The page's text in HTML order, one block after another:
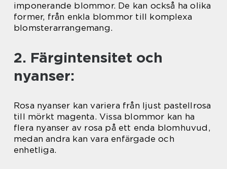
imponerande blommor. De kan också ha olika
former, från enkla blommor till komplexa
blomsterarrangemang.
2. Färgintensitet och
nyanser:
Rosa nyanser kan variera från ljust pastellrosa
till mörkt magenta. Vissa blommor kan ha
flera nyanser av rosa på ett enda blomhuvud,
medan andra kan vara enfärgade och
enhetliga.